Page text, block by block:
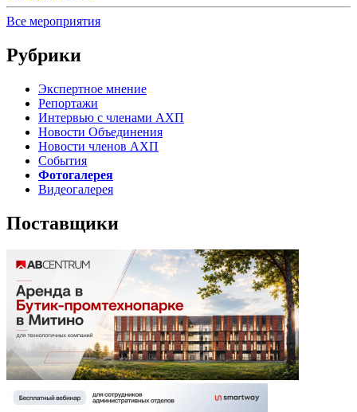
Все мероприятия
Рубрики
Экспертное мнение
Репортажи
Интервью с членами АХП
Новости Объединения
Новости членов АХП
События
Фотогалерея
Видеогалерея
Поставщики